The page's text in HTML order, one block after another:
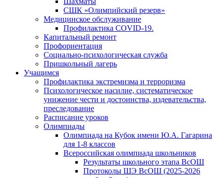
СШК «Олимпийский резерв»
Медицинское обслуживание
Профилактика COVID-19.
Капитальный ремонт
Профориентация
Социально-психологическая служба
Пришкольный лагерь
Учащимся
Профилактика экстремизма и терроризма
Психологическое насилие, систематическое
унижение чести и достоинства, издевательства,
преследование
Расписание уроков
Олимпиады
Олимпиада на Кубок имени Ю.А. Гагарина
для 1-8 классов
Всероссийская олимпиада школьников
Результаты школьного этапа ВсОШ
Протоколы ШЭ ВсОШ (2025-2026